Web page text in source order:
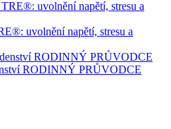
uvolnění napětí, stresu a
RODINNÝ PRŮVODCE